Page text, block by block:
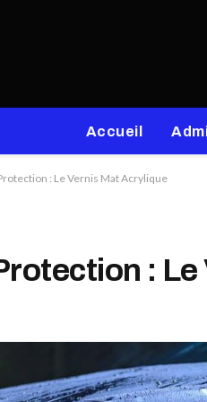
Accueil
: Le Vernis Mat Acrylique
: